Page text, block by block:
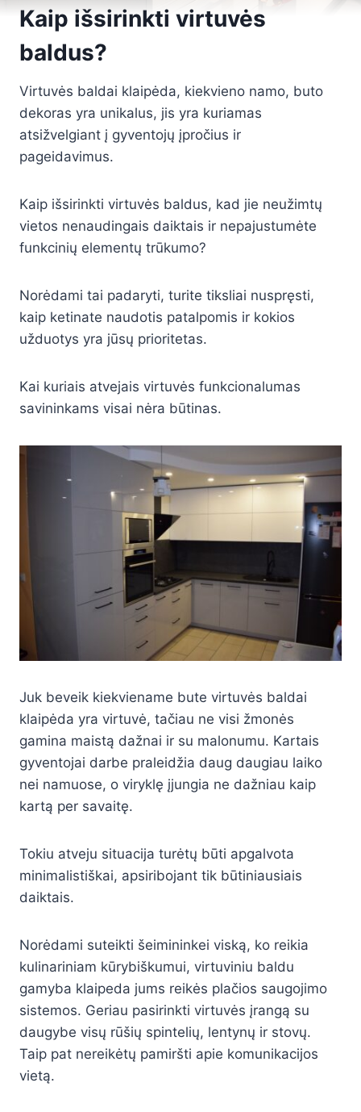
Kaip išsirinkti virtuvės
baldus?
Virtuvės baldai klaipėda, kiekvieno namo, buto
dekoras yra unikalus, jis yra kuriamas
atsižvelgiant į gyventojų įpročius ir
pageidavimus.
Kaip išsirinkti virtuvės baldus, kad jie neužimtų
vietos nenaudingais daiktais ir nepajustumėte
funkcinių elementų trūkumo?
Norėdami tai padaryti, turite tiksliai nuspręsti,
kaip ketinate naudotis patalpomis ir kokios
užduotys yra jūsų prioritetas.
Kai kuriais atvejais virtuvės funkcionalumas
savininkams visai nėra būtinas.
Juk beveik kiekviename bute virtuvės baldai
klaipėda yra virtuvė, tačiau ne visi žmonės
gamina maistą dažnai ir su malonumu. Kartais
gyventojai darbe praleidžia daug daugiau laiko
nei namuose, o viryklę įjungia ne dažniau kaip
kartą per savaitę.
Tokiu atveju situacija turėtų būti apgalvota
minimalistiškai, apsiribojant tik būtiniausiais
daiktais.
Norėdami suteikti šeimininkei viską, ko reikia
kulinariniam kūrybiškumui, virtuviniu baldu
gamyba klaipeda jums reikės plačios saugojimo
sistemos. Geriau pasirinkti virtuvės įrangą su
daugybe visų rūšių spintelių, lentynų ir stovų.
Taip pat nereikėtų pamiršti apie komunikacijos
vietą.